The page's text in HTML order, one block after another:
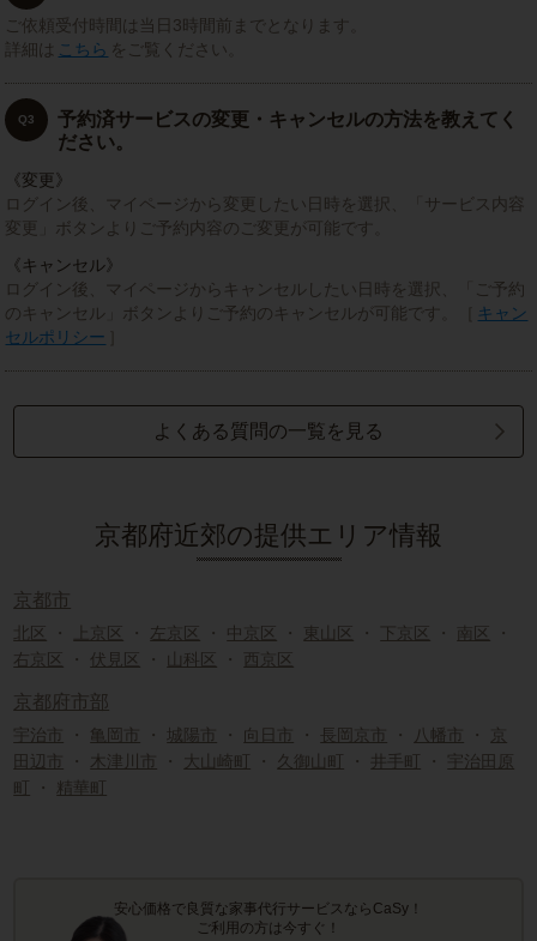
ご依頼受付時間は当日3時間前までとなります。
詳細は こちら をご覧ください。
Q3
予約済サービスの変更・キャンセルの方法を教えてく
ださい。
《変更》
ログイン後、マイページから変更したい日時を選択、「サービス内容
変更」ボタンよりご予約内容のご変更が可能です。
《キャンセル》
ログイン後、マイページからキャンセルしたい日時を選択、「ご予約
のキャンセル」ボタンよりご予約のキャンセルが可能です。［
キャン
セルポリシー
よくある質問の一覧を見る
京都府近郊の提供エリア情報
京都市
北区 ・ 上京区 ・ 左京区 ・ 中京区 ・ 東山区 ・ 下京区 ・ 南区
・
右京区
・ 伏見区 ・ 山科区 ・ 西京区
京都府市部
宇治市 ・ 亀岡市 ・ 城陽市 ・ 向日市 ・ 長岡京市 ・ 八幡市 ・
京
田辺市
・ 木津川市 ・ 大山崎町 ・ 久御山町 ・ 井手町 ・
宇治田原
町 ・ 精華町
安心価格で良質な家事代行サービスならCaSy！
ご利用の方は今すぐ！